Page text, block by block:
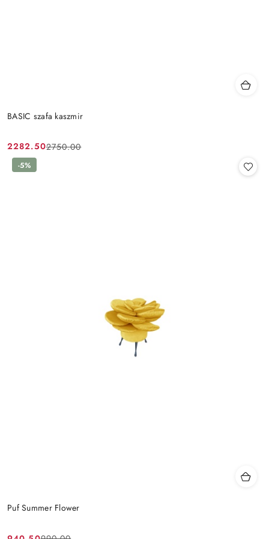
BASIC szafa kaszmir
Cena
promocyjna:
2282.50
Cena
przed
2750.00
Puf Summer Flower
-5%